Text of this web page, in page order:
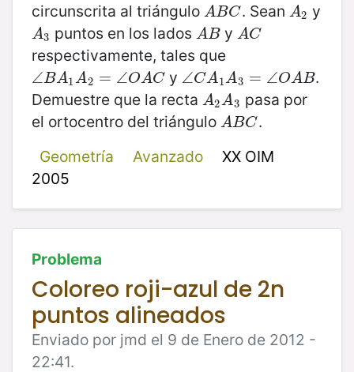
circunscrita al triángulo A BC
ABC . Sean A2
A2 y
A3
A3 puntos en los lados A B
AB y AC
AC
respectivamente, tales que
∠ BA1 A2 = ∠OAC
∠BA1A2=∠ OAC y ∠CA 1 A3 = ∠OA B
∠CA1A3=∠ OAB
.
Demuestre que la recta A2 A3
A2A3 pasa por
el ortocentro del triángulo A BC
ABC .
Geometría
Avanzado
XX OIM
2005
Problema
Coloreo roji-azul de 2n
puntos alineados
Enviado por jmd el 9 de Enero de 2012 -
22:41.